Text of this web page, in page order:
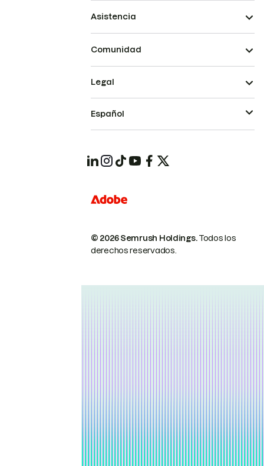
Asistencia
Comunidad
© 2026 Semrush Holdings.Todos los
derechos reservados.
Legal
Español